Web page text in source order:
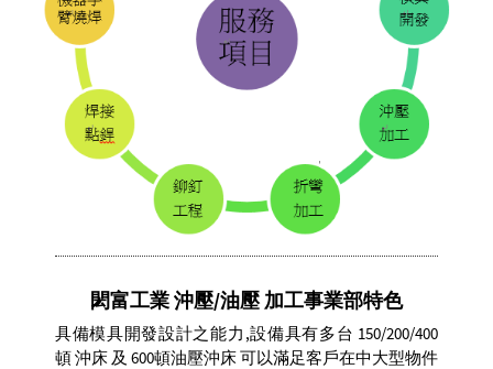
閎富工業 沖壓/油壓 加工事業部特色
具備模具開發設計之能力,設備具有多台 150/200/400
頓 沖床 及 600頓油壓沖床 可以滿足客戶在中大型物件